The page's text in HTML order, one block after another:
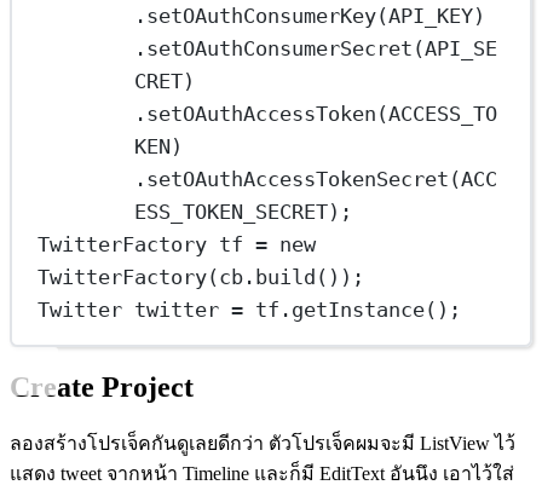
. setOAuthConsumerKey(API_KEY)
. setOAuthConsumerSecret (API_SE
CRET)
. setOAuthAccessToken (ACCESS_TO
KEN)
. setOAuthAccessTokenSecret (ACC
ESS_TOKEN_SECRET);
TwitterFactory tf = new
TwitterFactory(cb. build ());
Twitter twitter = tf. getInstance();
Create Project
ลองสร้างโปรเจ็คกันดูเลยดีกว่า ตัวโปรเจ็คผมจะมี ListView ไว้
แสดง tweet จากหน้า Timeline และก็มี EditText อันนึง เอาไว้ใส่